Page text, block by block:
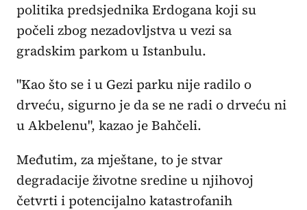
politika predsjednika Erdogana koji su
počeli zbog nezadovljstva u vezi sa
gradskim parkom u Istanbulu.
"Kao što se i u Gezi parku nije radilo o
drveću, sigurno je da se ne radi o drveću ni
u Akbelenu", kazao je Bahčeli.
Međutim, za mještane, to je stvar
degradacije životne sredine u njihovoj
četvrti i potencijalno katastrofanih